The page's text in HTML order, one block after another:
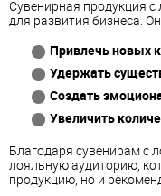
Сувенирная продукция
для развития бизнеса.
Привлечь новых
Удержать
Создать
Увеличить
Благодаря сувенирам с
лояльную аудиторию,
продукцию, но и